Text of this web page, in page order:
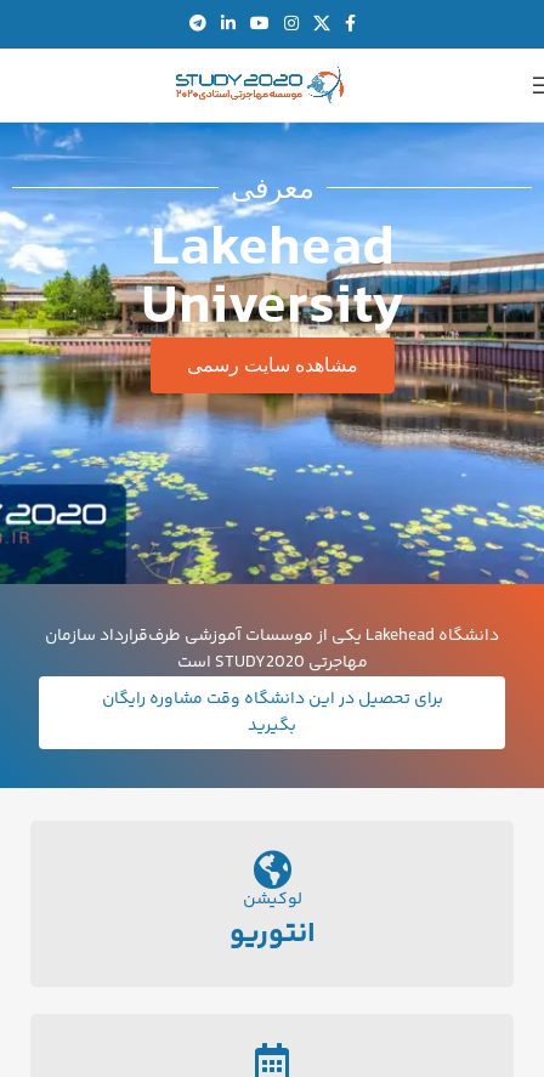
معرفی
Lakehead
University
مشاهده سایت رسمی
دانشگاه Lakehead یکی از موسسات آموزشی طرف‌قرارداد سازمان
مهاجرتی STUDY2020 است
برای تحصیل در این دانشگاه وقت مشاوره رایگان
بگیرید
لوکیشن
انتوریو